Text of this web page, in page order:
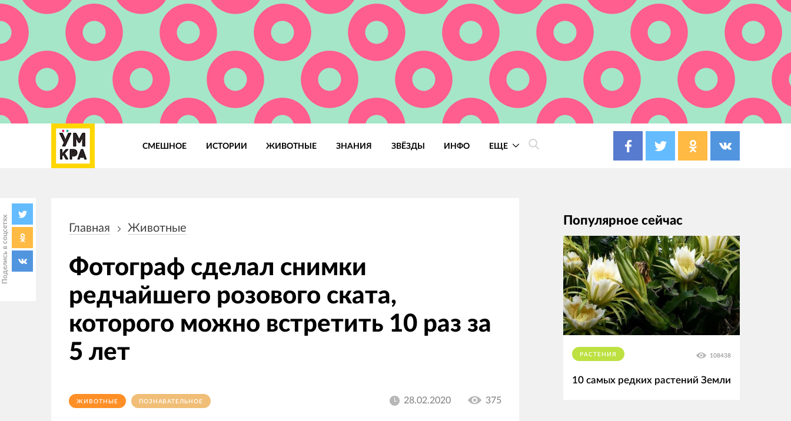
СМЕШНОЕ ИСТОРИИ ЖИВОТНЫЕ ЗНАНИЯ ЗВЁЗДЫ ИНФО ЕЩЕ
Поделись в соцсетях навигации
Главная Животные
Фотограф сделал снимки
редчайшего розового ската,
которого можно встретить 10 раз за
5 лет
ЖИВОТНЫЕ ПОЗНАВАТЕЛЬНОЕ 28.02.2020 375
Популярное сейчас
РАСТЕНИЯ 108438
10 самых редких растений Земли